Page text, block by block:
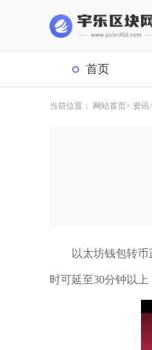
首页
当前位置： 网站首页 资讯
以太坊钱包转
时可延至30分钟以上